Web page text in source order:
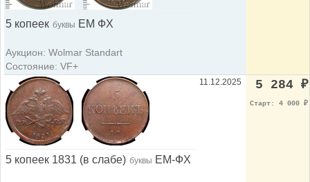
5 копеек буквы ЕМ ФХ
Аукцион: Wolmar Standart
Состояние: VF+
5 копеек 1831 (в слабе) буквы ЕМ-ФХ
11.12.2025 5 284 ₽
Старт: 4 000 ₽